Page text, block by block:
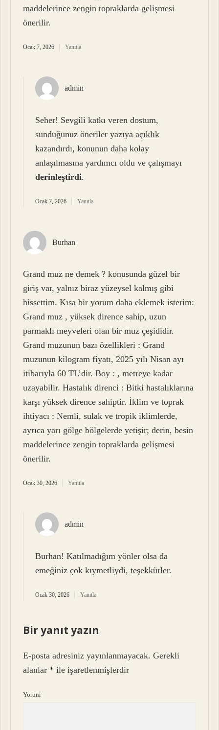
maddelerince zengin topraklarda gelişmesi
önerilir.
Ocak 7, 2026 Yanıtla
admin
Seher! Sevgili katkı veren dostum,
sunduğunuz öneriler yazıyaaçıklık
kazandırdı, konunun daha kolay
anlaşılmasına yardımcı oldu ve çalışmayı
derinleştirdi.
Ocak 7, 2026 Yanıtla
Burhan
Grand muz ne demek ? konusunda güzel bir
giriş var, yalnız biraz yüzeysel kalmış gibi
hissettim. Kısa bir yorum daha eklemek isterim:
Grand muz , yüksek dirence sahip, uzun
parmaklı meyveleri olan bir muz çeşididir.
Grand muzunun bazı özellikleri : Grand
muzunun kilogram fiyatı, 2025 yılı Nisan ayı
itibarıyla 60 TL’dir. Boy : , metreye kadar
uzayabilir. Hastalık direnci : Bitki hastalıklarına
karşı yüksek dirence sahiptir. İklim ve toprak
ihtiyacı : Nemli, sulak ve tropik iklimlerde,
ayrıca yarı gölge bölgelerde yetişir; derin, besin
maddelerince zengin topraklarda gelişmesi
önerilir.
Ocak 30, 2026 Yanıtla
admin
Burhan! Katılmadığım yönler olsa da
emeğiniz çok kıymetliydi,teşekkürler.
Ocak 30, 2026 Yanıtla
Bir yanıt yazın
E-posta adresiniz yayınlanmayacak. Gerekli
alanlar * ile işaretlenmişlerdir
Yorum